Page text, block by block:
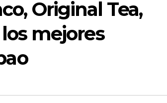
Original Tea,
mejores